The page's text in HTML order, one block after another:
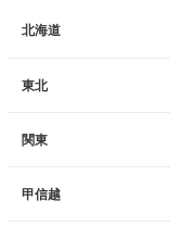
北海道
東北
関東
甲信越